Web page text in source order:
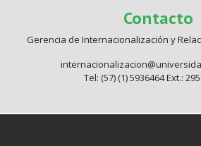
Contacto
Gerencia de Internacionalización y
Tel: (57) (1) 5936464 Ext.: